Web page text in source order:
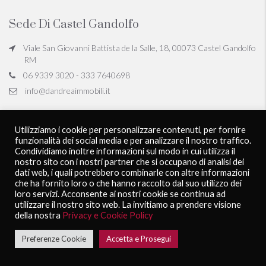
Sede Di Castel Gandolfo
Viale San Giovanni Battista de la Salle, 18, 00073 Castel Gandolfo
RM
06 9339 3020 - 333 7640698
info@dandreaimmobili.it
D'Andrea Immobili - All rights reservedPrivacy Policy
Powered byPubliworkComunicare
Utilizziamo i cookie per personalizzare contenuti, per fornire
funzionalità dei social media e per analizzare il nostro traffico.
Condividiamo inoltre informazioni sul modo in cui utilizza il
nostro sito con i nostri partner che si occupano di analisi dei
dati web, i quali potrebbero combinarle con altre informazioni
che ha fornito loro o che hanno raccolto dal suo utilizzo dei
loro servizi. Acconsente ai nostri cookie se continua ad
utilizzare il nostro sito web. La invitiamo a prendere visione
della nostra Privacy e Cookie Policy
Preferenze Cookie Accetta e Prosegui